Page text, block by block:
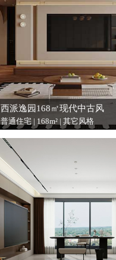
西派逸园168㎡现代中古风
普通住宅 | 168m² | 其它风格